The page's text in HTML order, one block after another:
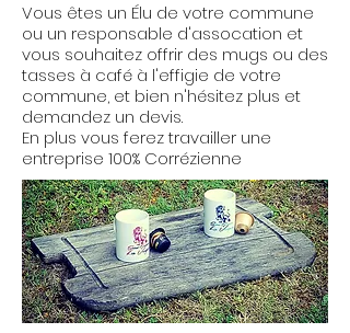
Vous êtes un Élu de votre commune
ou un responsable d'assocation et
vous souhaitez offrir des mugs ou des
tasses à café à l'effigie de votre
commune, et bien n'hésitez plus et
demandez un devis.
En plus vous ferez travailler une
entreprise 100% Corrézienne